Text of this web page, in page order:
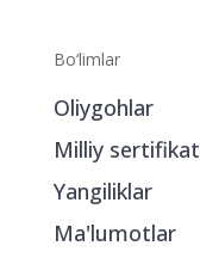
Bo‘limlar
Oliygohlar
Milliy sertifikat
Yangiliklar
Ma'lumotlar